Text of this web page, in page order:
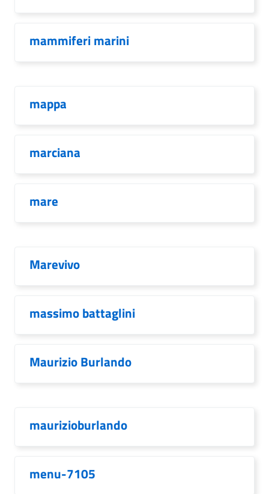
mammiferi marini
mappa
marciana
mare
Marevivo
massimo battaglini
Maurizio Burlando
maurizioburlando
menu-7105